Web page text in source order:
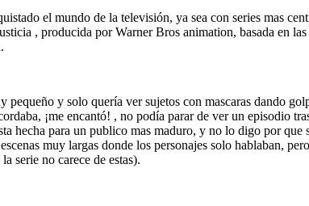
el mundo de la televisión, ya sea con series mas
, producida por Warner Bros animation, basada en
y solo quería ver sujetos con mascaras dando
¡me encantó! , no podía parar de ver un episodio
hecha para un publico mas maduro, y no lo digo por
muy largas donde los personajes solo hablaban,
serie no carece de estas).